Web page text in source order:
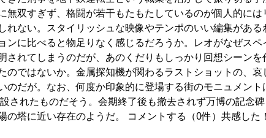
双すぎず、格闘が若干もたもたしているのが個人的には
れない。スタイリッシュな映像やテンポのいい編集があ
ンに比べると物足りなく感じるだろうか。レオがなぜス
されてしまうのだが、あのくだりもしっかり回想シーン
ではないか。金属探知機が関わるラストショットの、哀
のだが。なお、何度か印象的に登場する街のモニュメン
されたものだそう。会期終了後も撤去されず万博の記念
塔に近い存在のようだ。 コメントする（0件）共感した